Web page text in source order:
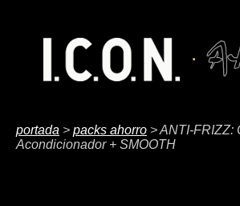
portada > packs ahorro > ANTI-FRIZZ:
Acondicionador + SMOOTH